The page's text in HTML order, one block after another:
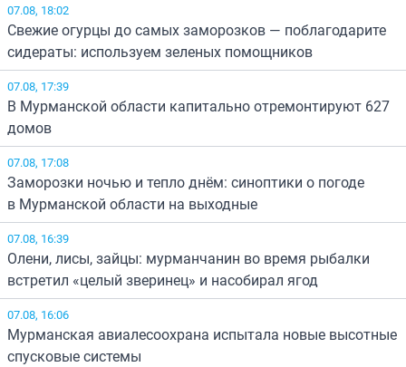
07.08, 18:02
Свежие огурцы до самых заморозков — поблагодарите
сидераты: используем зеленых помощников
07.08, 17:39
В Мурманской области капитально отремонтируют 627
домов
07.08, 17:08
Заморозки ночью и тепло днём: синоптики о погоде
в Мурманской области на выходные
07.08, 16:39
Олени, лисы, зайцы: мурманчанин во время рыбалки
встретил «целый зверинец» и насобирал ягод
07.08, 16:06
Мурманская авиалесоохрана испытала новые высотные
спусковые системы